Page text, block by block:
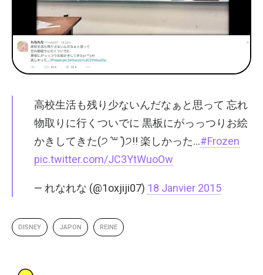
高校生活も残り少ないんだなぁと思って 忘れ
物取りに行くついでに 黒板にがっっつりお絵
かきしてきた(੭ˊ꒳​ˋ)੭!! 楽しかった…#Frozen
pic.twitter.com/JC3YtWuoOw
— れなれな (@1oxjiji07) 18 Janvier 2015
DISNEY JAPON REINE